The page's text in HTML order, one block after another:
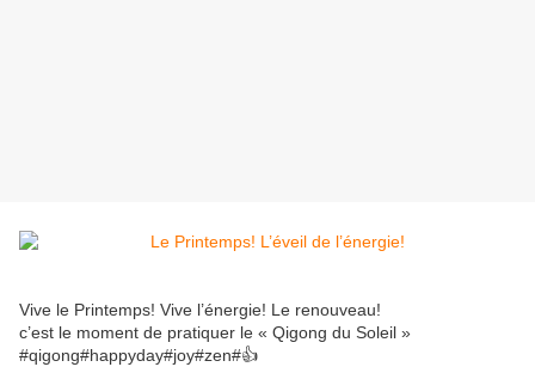
Vive le Printemps! Vive l’énergie! Le renouveau!
c’est le moment de pratiquer le « Qigong du Soleil »
#qigong#happyday#joy#zen#👍